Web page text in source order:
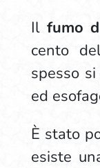
Il fumo
cento
spesso
ed
È stato
esiste